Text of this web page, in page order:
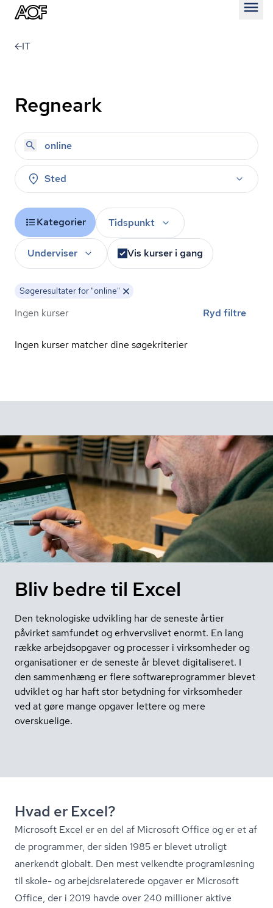
IT
Regneark
Sted
Kategorier Tidspunkt
Underviser Vis kurser i gang
Søgeresultater for "online"
Ingen kurser Ryd filtre
Ingen kurser matcher dine søgekriterier
Bliv bedre til Excel
Den teknologiske udvikling har de seneste årtier
påvirket samfundet og erhvervslivet enormt. En lang
række arbejdsopgaver og processer i virksomheder og
organisationer er de seneste år blevet digitaliseret. I
den sammenhæng er flere softwareprogrammer blevet
udviklet og har haft stor betydning for virksomheder
ved at gøre mange opgaver lettere og mere
overskuelige.
Hvad er Excel?
Microsoft Excel er en del af Microsoft Office og er et af
de programmer, der siden 1985 er blevet utroligt
anerkendt globalt. Den mest velkendte programløsning
til skole- og ar­bejds­re­la­te­re­de opgaver er Microsoft
Office, der i 2019 havde over 240 millioner aktive